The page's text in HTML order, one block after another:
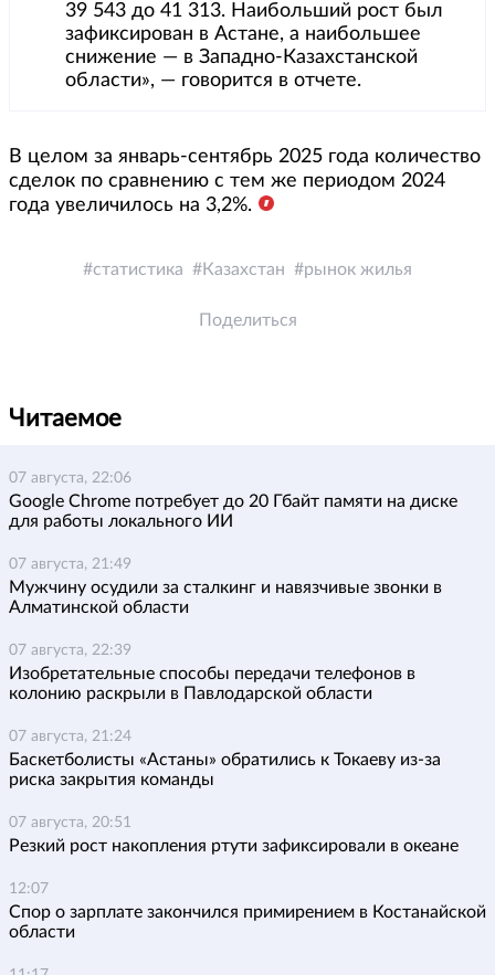
39 543 до 41 313. Наибольший рост был
зафиксирован в Астане, а наибольшее
снижение — в Западно-Казахстанской
области», — говорится в отчете.
В целом за январь-сентябрь 2025 года количество
сделок по сравнению с тем же периодом 2024
года увеличилось на 3,2%.
статистика Казахстан рынок жилья
Поделиться
Читаемое
07 августа, 22:06
Google Chrome потребует до 20 Гбайт памяти на диске
для работы локального ИИ
07 августа, 21:49
Мужчину осудили за сталкинг и навязчивые звонки в
Алматинской области
07 августа, 22:39
Изобретательные способы передачи телефонов в
колонию раскрыли в Павлодарской области
07 августа, 21:24
Баскетболисты «Астаны» обратились к Токаеву из-за
риска закрытия команды
07 августа, 20:51
Резкий рост накопления ртути зафиксировали в океане
12:07
Спор о зарплате закончился примирением в Костанайской
области